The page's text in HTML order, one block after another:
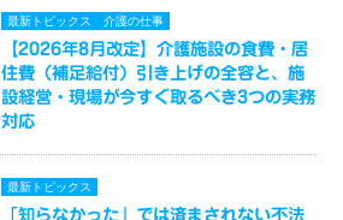
最新トピックス 介護の仕事
【2026年8月改定】介護施設の食費・居
住費（補足給付）引き上げの全容と、施
設経営・現場が今すぐ取るべき3つの実務
対応
最新トピックス
「知らなかった」では済まされない不法